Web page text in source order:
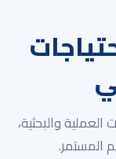
والبحثية،
المستمر.